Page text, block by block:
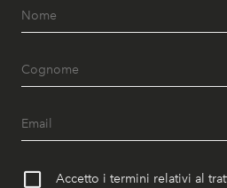
Accetto i termini relativi al